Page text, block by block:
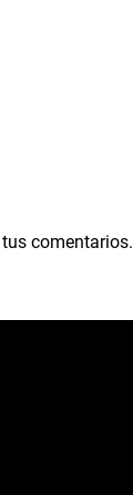
comentarios.